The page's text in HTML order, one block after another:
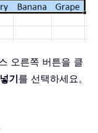
오른쪽 버튼을 클
기를 선택하세요。